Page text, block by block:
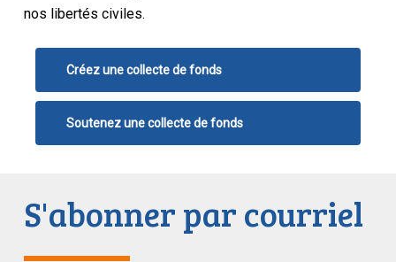
nos libertés civiles.
Créez une collecte de fonds
Soutenez une collecte de fonds
S'abonner par courriel